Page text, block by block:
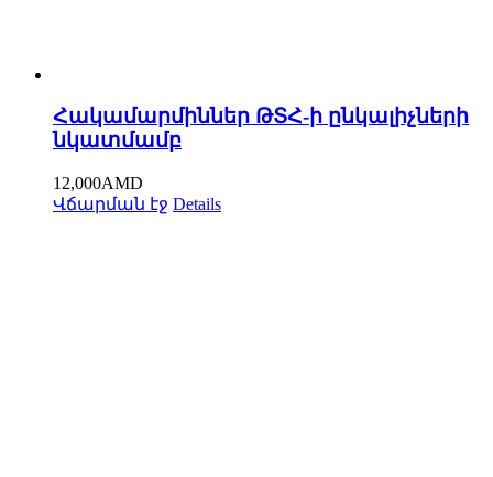
Հակամարմիններ ԹՏՀ-ի ընկալիչների
նկատմամբ
12,000AMD
Վճարման էջ Details